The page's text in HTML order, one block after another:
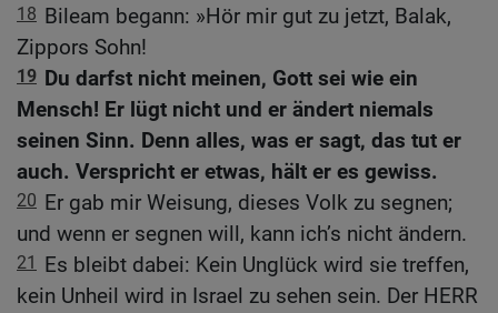
18 Bileam begann: »Hör mir gut zu jetzt, Balak,
Zippors Sohn!
19 Du darfst nicht meinen, Gott sei wie ein
Mensch! Er lügt nicht und er ändert niemals
seinen Sinn. Denn alles, was er sagt, das tut er
auch. Verspricht er etwas, hält er es gewiss.
20 Er gab mir Weisung, dieses Volk zu segnen;
und wenn er segnen will, kann ich’s nicht ändern.
21
Es bleibt dabei: Kein Unglück wird sie treffen,
kein Unheil wird in Israel zu sehen sein. Der HERR